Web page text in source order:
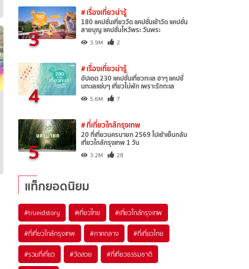
3
# เรื่องเที่ยวน่ารู้
180 แคปชั่นเที่ยววัด แคปชั่นเข้าวัด แคปชั่น
สายบุญ แคปชั่นไหว้พระ วันพระ
3.9M 2
4
# เรื่องเที่ยวน่ารู้
อัปเดต 230 แคปชั่นเที่ยวทะเล ฮาๆ แคปชั่
นทะเลแซ่บๆ เที่ยวไม่พัก เพราะรักทะเล
5.6M 7
5
# ที่เที่ยวใกล้กรุงเทพ
20 ที่เที่ยวนครนายก 2569 ไปเช้าเย็นกลับ
เที่ยวใกล้กรุงเทพ 1 วัน
3.2M 28
แท็กยอดนิยม
#trueidstory #เที่ยวไทย #เที่ยวใกล้กรุงเทพ
#ที่เที่ยวใกล้กรุงเทพ #ภาคกลาง #ที่เที่ยวไทย
#รวมที่เที่ยว #วัดสวย #ที่เที่ยวธรรมชาติ